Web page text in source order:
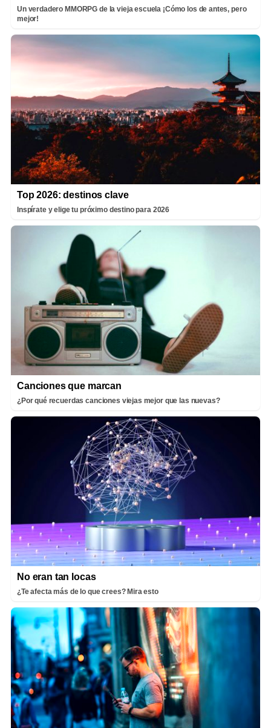
Un verdadero MMORPG de la vieja escuela ¡Cómo los de antes, pero
mejor!
Top 2026: destinos clave
Inspírate y elige tu próximo destino para 2026
Canciones que marcan
¿Por qué recuerdas canciones viejas mejor que las nuevas?
No eran tan locas
¿Te afecta más de lo que crees? Mira esto